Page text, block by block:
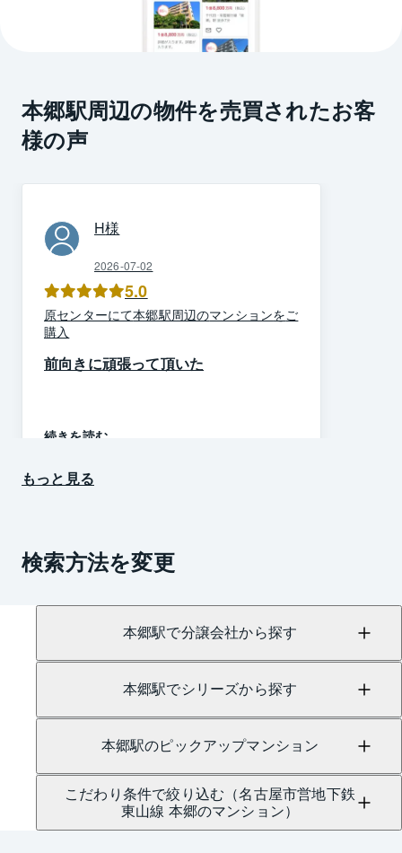
本郷駅周辺の物件を売買されたお客
様の声
H様
2026-07-02
5.0
原センターにて本郷駅周辺のマンションをご
購入
前向きに頑張って頂いた
続きを読む
もっと見る
検索方法を変更
本郷駅で分譲会社から探す
本郷駅でシリーズから探す
本郷駅のピックアップマンション
こだわり条件で絞り込む（名古屋市営地下鉄
東山線 本郷のマンション）